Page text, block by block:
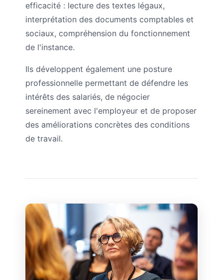
efficacité : lecture des textes légaux,
interprétation des documents comptables et
sociaux, compréhension du fonctionnement
de l'instance.
Ils développent également une posture
professionnelle permettant de défendre les
intérêts des salariés, de négocier
sereinement avec l'employeur et de proposer
des améliorations concrètes des conditions
de travail.